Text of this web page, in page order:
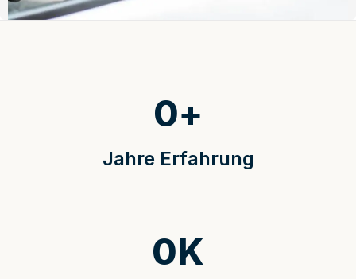
Jahre Erfahrung
0+
0K